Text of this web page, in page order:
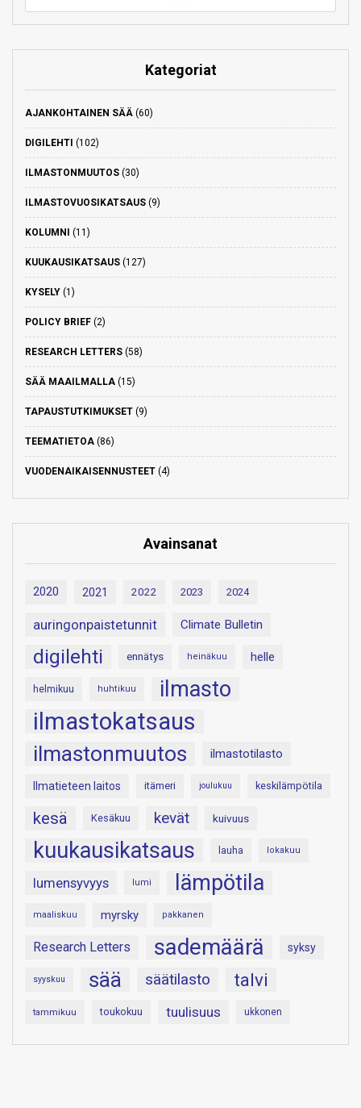
Kategoriat
AJANKOHTAINEN SÄÄ (60)
DIGILEHTI (102)
ILMASTONMUUTOS (30)
ILMASTOVUOSIKATSAUS (9)
KOLUMNI (11)
KUUKAUSIKATSAUS (127)
KYSELY (1)
POLICY BRIEF (2)
RESEARCH LETTERS (58)
SÄÄ MAAILMALLA (15)
TAPAUSTUTKIMUKSET (9)
TEEMATIETOA (86)
VUODENAIKAISENNUSTEET (4)
Avainsanat
2020 2021 2022 2023 2024
auringonpaistetunnit Climate Bulletin
digilehti ennätys heinäkuu helle
helmikuu huhtikuu ilmasto
ilmastokatsaus
ilmastonmuutos ilmastotilasto
Ilmatieteen laitos itämeri joulukuu keskilämpötila
kesä Kesäkuu kevät kuivuus
kuukausikatsaus lauha lokakuu
lumensyvyys lumi lämpötila
maaliskuu myrsky pakkanen
Research Letters sademäärä syksy
syyskuu sää säätilasto talvi
tammikuu toukokuu tuulisuus ukkonen